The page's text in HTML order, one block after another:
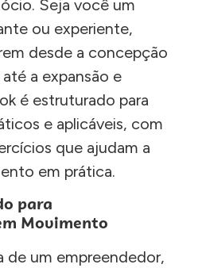
Seja você um
ou experiente,
desde a concepção
a expansão e
é estruturado para
e aplicáveis, com
que ajudam a
em prática.
para
Movimento
de um empreendedor,